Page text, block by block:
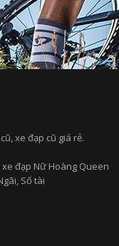
xe đạp cũ giá rẻ.
đạp Nữ Hoàng Queen
Số tài